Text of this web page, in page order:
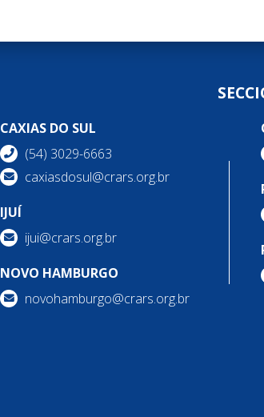
CAXIAS DO SUL
(54) 3029-6663
caxiasdosul@crars.org.br
IJUÍ
ijui@crars.org.br
NOVO HAMBURGO
novohamburgo@crars.org.br